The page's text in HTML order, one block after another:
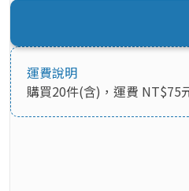
運費說明
購買20件(含)，運費 NT$75